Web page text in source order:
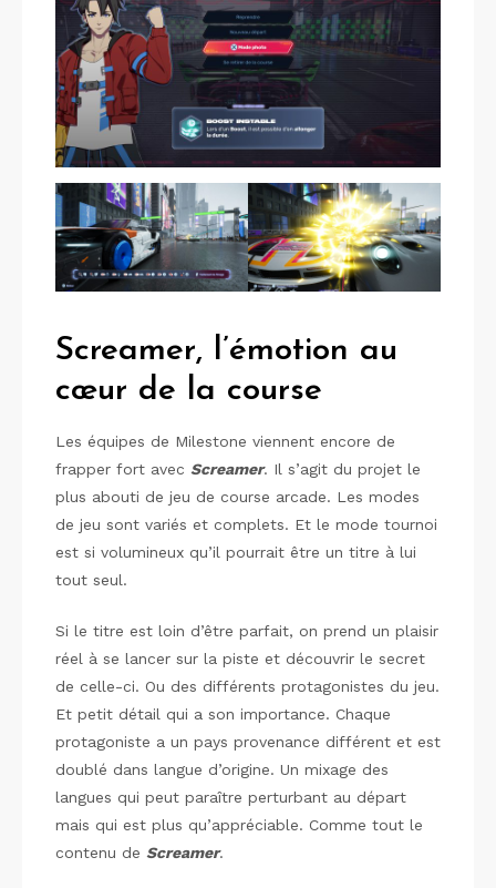
Screamer, l’émotion au
cœur de la course
Les équipes de Milestone viennent encore de
frapper fort avec Screamer. Il s’agit du projet le
plus abouti de jeu de course arcade. Les modes
de jeu sont variés et complets. Et le mode tournoi
est si volumineux qu’il pourrait être un titre à lui
tout seul.
Si le titre est loin d’être parfait, on prend un plaisir
réel à se lancer sur la piste et découvrir le secret
de celle-ci. Ou des différents protagonistes du jeu.
Et petit détail qui a son importance. Chaque
protagoniste a un pays provenance différent et est
doublé dans langue d’origine. Un mixage des
langues qui peut paraître perturbant au départ
mais qui est plus qu’appréciable. Comme tout le
contenu de Screamer.